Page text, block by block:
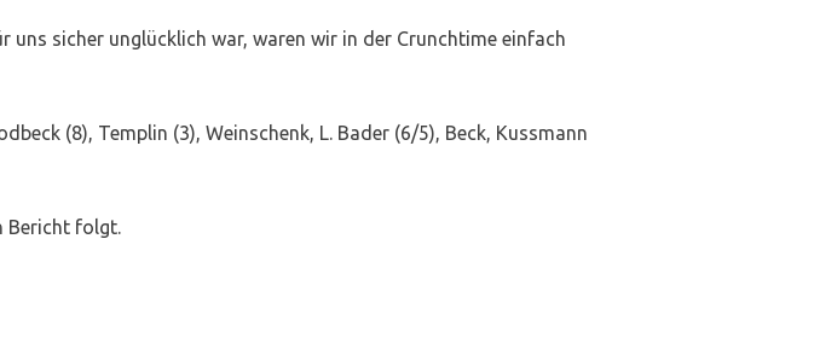
sicher unglücklich war, waren wir in der Crunchtime einfach
(8), Templin (3), Weinschenk, L. Bader (6/5), Beck, Kussmann
Bericht folgt.